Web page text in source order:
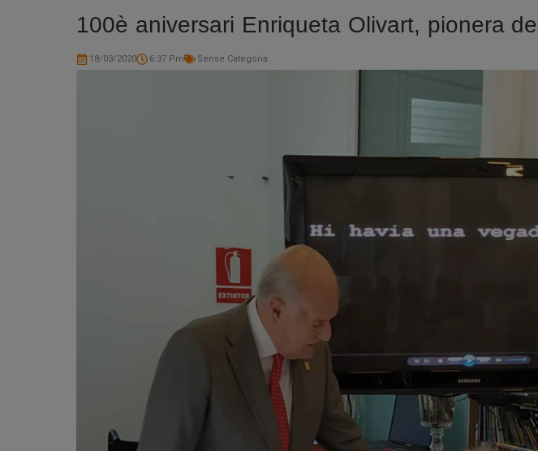
100è aniversari Enriqueta Olivart, pionera
18/03/2020 6:37 Pm Sense Categoria